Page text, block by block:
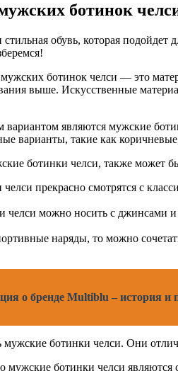
ботинок
обувь, которая
ботинок челси — это
выше. Искусственные
вариантом являются мужские
варианты, такие как
ботинки челси, также может
прекрасно смотрятся с
челси можно носить с джинсами и
наряды, то можно
о бренде Multiblu – история и
мужские ботинки челси. Они
мужские ботинки челси